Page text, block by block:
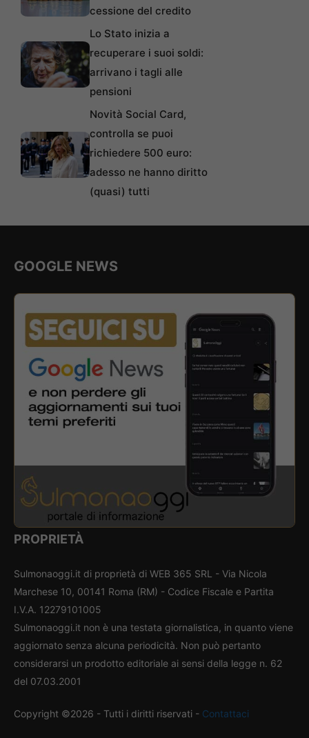
cessione del credito
Lo Stato inizia a
recuperare i suoi soldi:
arrivano i tagli alle
pensioni
Novità Social Card,
controlla se puoi
richiedere 500 euro:
adesso ne hanno diritto
(quasi) tutti
GOOGLE NEWS
PROPRIETÀ
Sulmonaoggi.it di proprietà di WEB 365 SRL - Via Nicola
Marchese 10, 00141 Roma (RM) - Codice Fiscale e Partita
I.V.A. 12279101005
Sulmonaoggi.it non è una testata giornalistica, in quanto viene
aggiornato senza alcuna periodicità. Non può pertanto
considerarsi un prodotto editoriale ai sensi della legge n. 62
del 07.03.2001
Copyright ©2026 - Tutti i diritti riservati - Contattaci